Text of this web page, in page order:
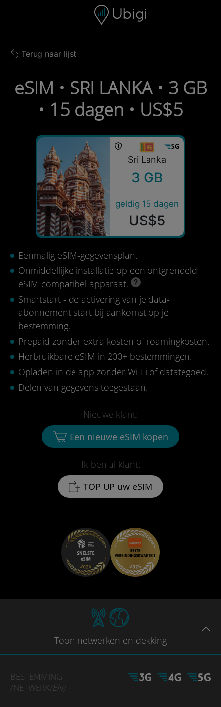
Navigatiebalk Voettekst
Back to list
Terug naar lijst
eSIM • SRI LANKA • 3 GB
• 15 dagen • US$5
Sri Lanka
3 GB
geldig 15 dagen
US$5
Eenmalig eSIM-gegevensplan.
Onmiddellijke installatie op een ontgrendeld
eSIM-compatibel apparaat.
Smartstart - de activering van je data-
abonnement start bij aankomst op je
bestemming.
Prepaid zonder extra kosten of roamingkosten.
Herbruikbare eSIM in 200+ bestemmingen.
Opladen in de app zonder Wi-Fi of datategoed.
Delen van gegevens toegestaan.
Ik ben al klant:
TOP UP uw eSIM
Nieuwe klant:
Een nieuwe eSIM kopen
Toon netwerken en dekking
BESTEMMING
/NETWERK(EN)